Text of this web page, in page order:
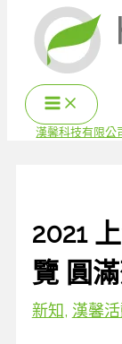
漢馨科技有限公
2021
覽 圓
新知, 漢馨